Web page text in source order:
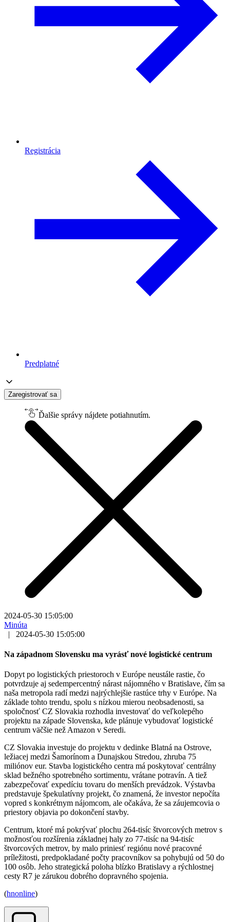
Registrácia
Predplatné
Zaregistrovať sa
Ďalšie správy nájdete potiahnutím.
2024-05-30 15:05:00
Minúta
|
2024-05-30 15:05:00
Na západnom Slovensku ma vyrásť nové logistické centrum
Dopyt po logistických priestoroch v Európe neustále rastie, čo
potvrdzuje aj sedempercentný nárast nájomného v Bratislave, čím sa
naša metropola radí medzi najrýchlejšie rastúce trhy v Európe. Na
základe tohto trendu, spolu s nízkou mierou neobsadenosti, sa
spoločnosť CZ Slovakia rozhodla investovať do veľkolepého
projektu na západe Slovenska, kde plánuje vybudovať logistické
centrum väčšie než Amazon v Seredi.
CZ Slovakia investuje do projektu v dedinke Blatná na Ostrove,
ležiacej medzi Šamorínom a Dunajskou Stredou, zhruba 75
miliónov eur. Stavba logistického centra má poskytovať centrálny
sklad bežného spotrebného sortimentu, vrátane potravín. A tiež
zabezpečovať expedíciu tovaru do menších prevádzok. Výstavba
predstavuje špekulatívny projekt, čo znamená, že investor nepočíta
vopred s konkrétnym nájomcom, ale očakáva, že sa záujemcovia o
priestory objavia po dokončení stavby.
Centrum, ktoré má pokrývať plochu 264-tisíc štvorcových metrov s
možnosťou rozšírenia základnej haly zo 77-tisíc na 94-tisíc
štvorcových metrov, by malo priniesť regiónu nové pracovné
príležitosti, predpokladané počty pracovníkov sa pohybujú od 50 do
100 osôb. Jeho strategická poloha blízko Bratislavy a rýchlostnej
cesty R7 je zárukou dobrého dopravného spojenia.
(hnonline)